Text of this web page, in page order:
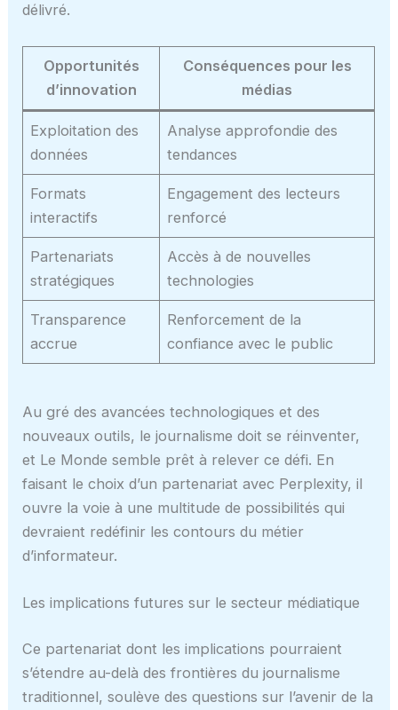
délivré.
Opportunités
d’innovation
Conséquences pour les
médias
Exploitation des
données
Analyse approfondie des
tendances
Formats
interactifs
Engagement des lecteurs
renforcé
Partenariats
stratégiques
Accès à de nouvelles
technologies
Transparence
accrue
Renforcement de la
confiance avec le public
Au gré des avancées technologiques et des
nouveaux outils, le journalisme doit se réinventer,
et Le Monde semble prêt à relever ce défi. En
faisant le choix d’un partenariat avec Perplexity, il
ouvre la voie à une multitude de possibilités qui
devraient redéfinir les contours du métier
d’informateur.
Les implications futures sur le secteur médiatique
Ce partenariat dont les implications pourraient
s’étendre au-delà des frontières du journalisme
traditionnel, soulève des questions sur l’avenir de la